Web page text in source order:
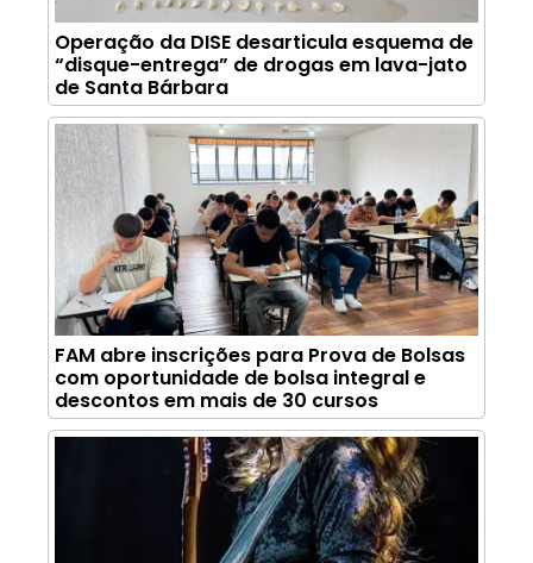
Operação da DISE desarticula esquema de
“disque-entrega” de drogas em lava-jato
de Santa Bárbara
FAM abre inscrições para Prova de Bolsas
com oportunidade de bolsa integral e
descontos em mais de 30 cursos